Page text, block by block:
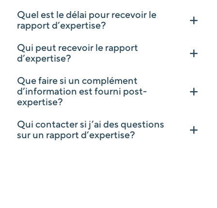
Quel est le délai pour recevoir le
rapport d’expertise?
Qui peut recevoir le rapport
d’expertise?
Que faire si un complément
d’information est fourni post-
expertise?
Qui contacter si j’ai des questions
sur un rapport d’expertise?